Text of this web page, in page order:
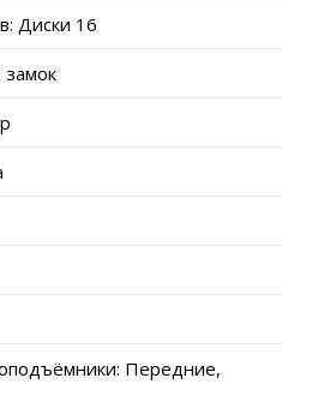
Диски 16
Передние,